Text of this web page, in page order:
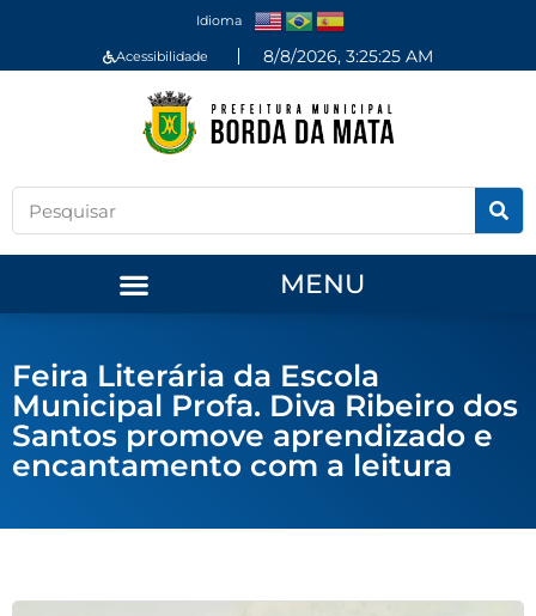
Idioma
Acessibilidade 8/8/2026, 3:25:26 AM
MENU
Feira Literária da Escola
Municipal Profa. Diva Ribeiro dos
Santos promove aprendizado e
encantamento com a leitura